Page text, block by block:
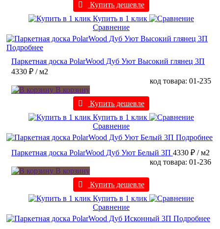
Купить дешевле
Купить в 1 клик
Сравнение
Подробнее
Паркетная доска PolarWood Дуб Уют Высокий глянец 3П
4330 ₽ / м2
код товара: 01-235
В корзину
Купить дешевле
Купить в 1 клик
Сравнение
Подробнее
Паркетная доска PolarWood Дуб Уют Белый 3П 4330 ₽ / м2
код товара: 01-236
В корзину
Купить дешевле
Купить в 1 клик
Сравнение
Подробнее